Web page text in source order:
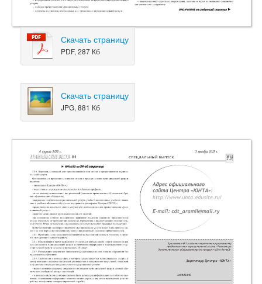
Скачать страницу
PDF, 287 Кб
Скачать страницу
JPG, 881 Кб